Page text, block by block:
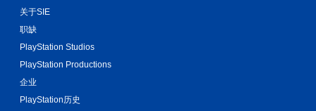
关于SIE
职缺
PlayStation Studios
PlayStation Productions
企业
PlayStation历史